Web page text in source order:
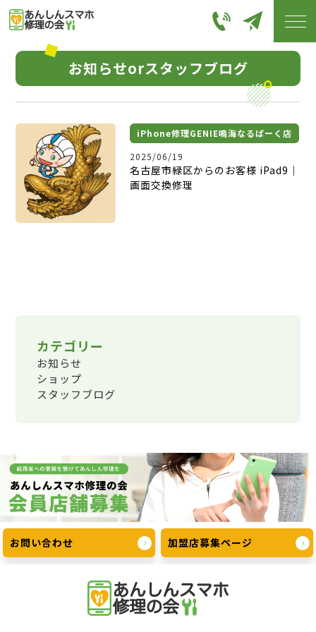
お知らせorスタッフブログ
iPhone修理GENIE鳴海なるぱーく店
2025/06/19
名古屋市緑区からのお客様 iPad9｜
画面交換修理
カテゴリー
お知らせ
ショップ
スタッフブログ
お問い合わせ 加盟店募集ページ